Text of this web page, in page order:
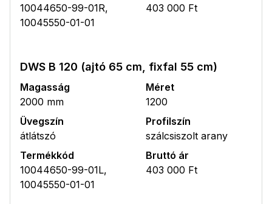
10044650-99-01R,
10045550-01-01
403 000 Ft
DWS B 120 (ajtó 65 cm, fixfal 55 cm)
Magasság
2000 mm
Méret
1200
Üvegszín
átlátszó
Profilszín
szálcsiszolt arany
Termékkód
10044650-99-01L,
10045550-01-01
Bruttó ár
403 000 Ft